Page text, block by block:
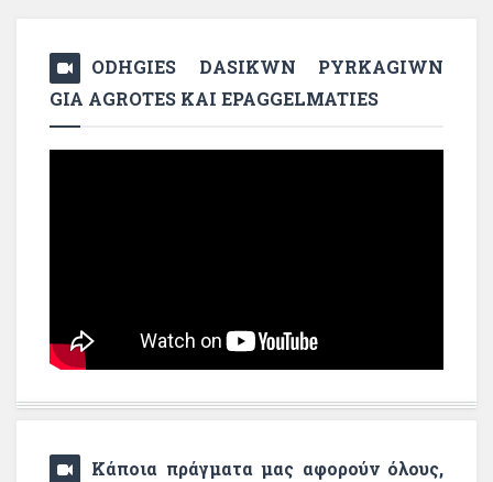
ODHGIES DASIKWN PYRKAGIWN
GIA AGROTES KAI EPAGGELMATIES
Κάποια πράγματα μας αφορούν όλους,